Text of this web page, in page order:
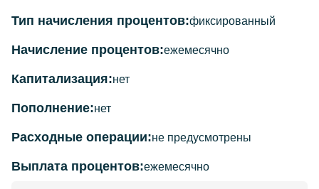
Тип начисления процентов:фиксированный
Начисление процентов:ежемесячно
Капитализация:нет
Пополнение:нет
Расходные операции:не предусмотрены
Выплата процентов:ежемесячно